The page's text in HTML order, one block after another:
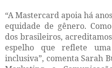
“A Mastercard apoia há
equidade de gênero.
dos brasileiros,
espelho que reflete
inclusiva”, comenta Sarah